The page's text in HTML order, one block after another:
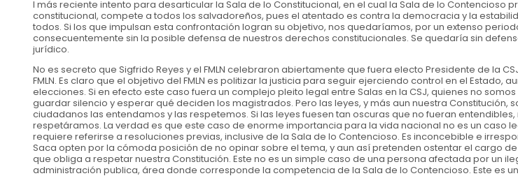
l más reciente intento para desarticular la Sala de lo Constitucional, en el cual la Sala de lo Contencioso
constitucional, compete a todos los salvadoreños, pues el atentado es contra la democracia y la
todos. Si los que impulsan esta confrontación logran su objetivo, nos quedaríamos, por un extenso
consecuentemente sin la posible defensa de nuestros derechos constitucionales. Se quedaría sin
jurídico.
No es secreto que Sigfrido Reyes y el FMLN celebraron abiertamente que fuera electo Presidente de la
FMLN. Es claro que el objetivo del FMLN es politizar la justicia para seguir ejerciendo control en el Estado,
elecciones. Si en efecto este caso fuera un complejo pleito legal entre Salas en la CSJ, quienes no
guardar silencio y esperar qué deciden los magistrados. Pero las leyes, y más aun nuestra Constitución,
ciudadanos las entendamos y las respetemos. Si las leyes fuesen tan oscuras que no fueran
respetáramos. La verdad es que este caso de enorme importancia para la vida nacional no es un caso
requiere referirse a resoluciones previas, inclusive de la Sala de lo Contencioso. Es inconcebible e
Saca opten por la cómoda posición de no opinar sobre el tema, y aun así pretenden ostentar el cargo
que obliga a respetar nuestra Constitución. Este no es un simple caso de una persona afectada por un
administración publica, área donde corresponde la competencia de la Sala de lo Contencioso. Este es